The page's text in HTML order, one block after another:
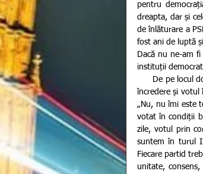
pentru
dreapta, dar și
de înlăturare a
fost ani de luptă
Dacă nu ne-am
instituții
încredere și votul
„Nu, nu îmi este
votat în condiții
zile, votul prin
suntem în turul
Fiecare partid
unitate,